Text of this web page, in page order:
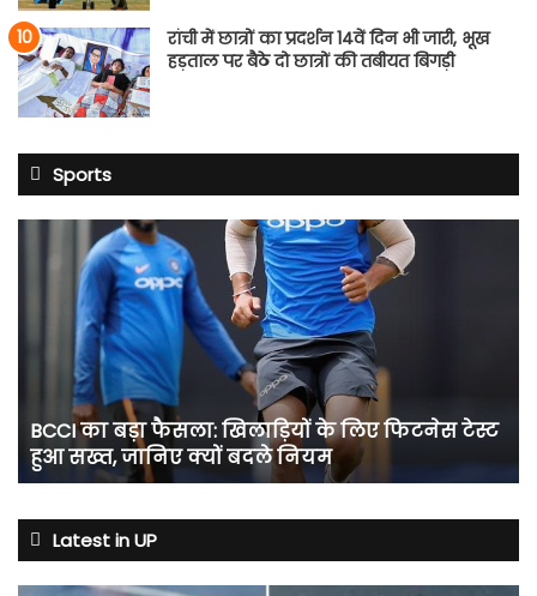
रांची में छात्रों का प्रदर्शन 14वें दिन भी जारी, भूख
हड़ताल पर बैठे दो छात्रों की तबीयत बिगड़ी
Sports
खिलाड़ियों
टेस्ट
हुआ
सख्त,
क्यों
बदले
नियम
BCCI का बड़ा फैसला: खिलाड़ियों के लिए फिटनेस टेस्ट
हुआ सख्त, जानिए क्यों बदले नियम
Latest in UP